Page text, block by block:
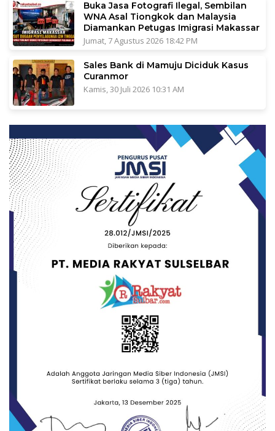
Buka Jasa Fotografi Ilegal, Sembilan
WNA Asal Tiongkok dan Malaysia
Diamankan Petugas Imigrasi Makassar
Jumat, 7 Agustus 2026 18:42 PM
Sales Bank di Mamuju Diciduk Kasus
Curanmor
Kamis, 30 Juli 2026 10:31 AM